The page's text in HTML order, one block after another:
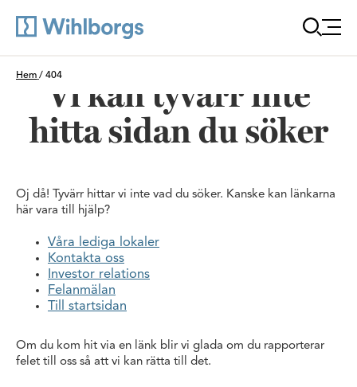
Du är här:
Hem / 404
Vi kan tyvärr inte
hitta sidan du söker
Oj då! Tyvärr hittar vi inte vad du söker. Kanske kan länkarna
här vara till hjälp?
Våra lediga lokaler
Kontakta oss
Investor relations
Felanmälan
Till startsidan
Om du kom hit via en länk blir vi glada om du rapporterar
felet till oss så att vi kan rätta till det.